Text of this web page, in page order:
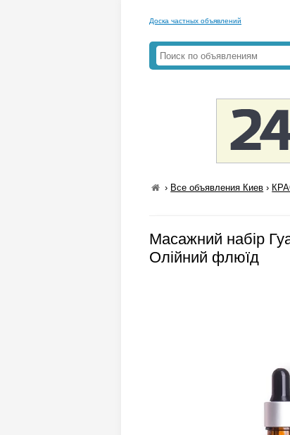
Доска частных объявлений
› Все объявления Киев ›
Масажний набір
Олійний флюїд